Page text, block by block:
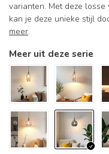
varianten. Met deze
kan je deze unieke stijl
meer.
Meer uit deze serie